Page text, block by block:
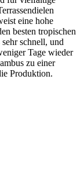
eine hohe
besten tropischen
schnell, und
Tage wieder
zu einer
Produktion.